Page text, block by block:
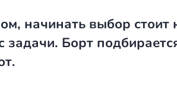
начинать выбор стоит
задачи. Борт